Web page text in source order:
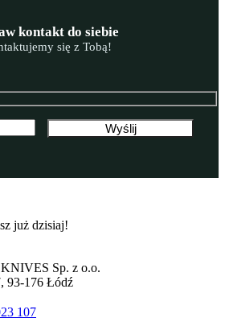
kontakt do siebie
się z Tobą!
już dzisiaj!
Sp. z o.o.
93-176 Łódź
107